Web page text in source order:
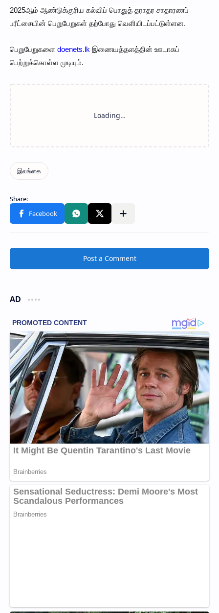
2025ஆம் ஆண்டுக்குரிய கல்விப் பொதுத் தராதர சாதாரணப்
பரீட்சையின் பெறுபேறுகள் தற்போது வெளியிடப்பட்டுள்ளன.
பெறுபேறுகளை doenets.lk இணையத்தளத்தின் ஊடாகப்
பெற்றுக்கொள்ள முடியும்.
Post a Comment
AD